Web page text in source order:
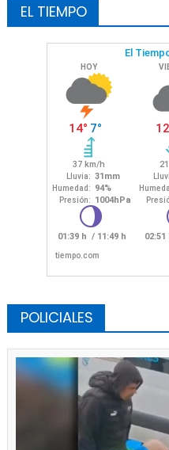
EL TIEMPO
POLICIALES